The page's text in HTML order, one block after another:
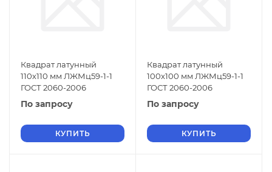
Квадрат латунный
110х110 мм ЛЖМц59-1-1
ГОСТ 2060-2006
По запросу
КУПИТЬ
Квадрат латунный
100х100 мм ЛЖМц59-1-1
ГОСТ 2060-2006
По запросу
КУПИТЬ